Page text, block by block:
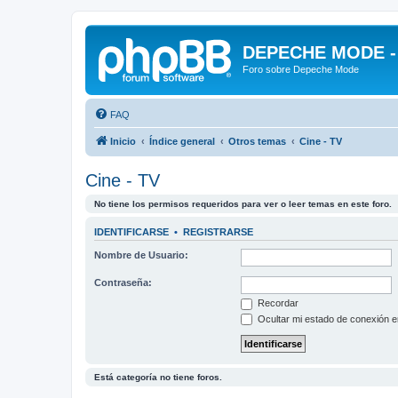
DEPECHE MODE
Foro sobre Depeche Mode
FAQ
Inicio Índice general Otros temas Cine - TV
Cine - TV
No tiene los permisos requeridos para ver o leer temas en este foro.
IDENTIFICARSE • REGISTRARSE
Nombre de Usuario:
Contraseña:
Recordar
Ocultar mi estado de conexión
Está categoría no tiene foros.